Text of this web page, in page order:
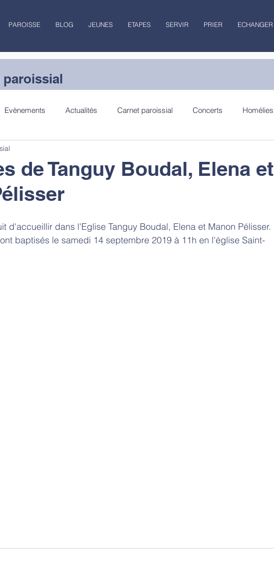
PAROISSE BLOG JEUNES ETAPES SERVIR PRIER ECHANGER
Evènements Actualités Carnet paroissial Concerts Homélies
de Tanguy Boudal, Elena et
d'accueillir dans l'Eglise Tanguy Boudal, Elena et Manon Pélisser.
baptisés le samedi 14 septembre 2019 à 11h en l'église Saint-
paroissial